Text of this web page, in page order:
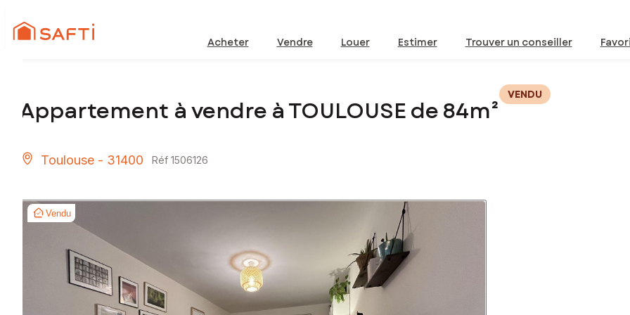
Acheter Vendre Louer Estimer Trouver un conseiller
Appartement à vendre à TOULOUSE de 84m²
VENDU
Toulouse - 31400 Réf 1506126
Vendu